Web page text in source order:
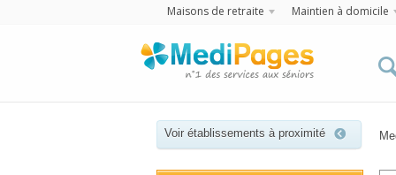
Maisons de retraite Maintien à domicile
Voir établissements à proximité